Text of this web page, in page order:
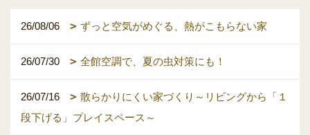
26/08/06 ずっと空気がめぐる、熱がこもらない家
26/07/30 全館空調で、夏の虫対策にも！
26/07/16
散らかりにくい家づくり～リビングから「１
段下げる」プレイスペース～